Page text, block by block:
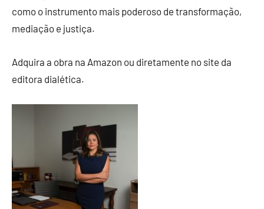
como o instrumento mais poderoso de transformação,
mediação e justiça.
Adquira a obra na Amazon ou diretamente no site da
editora dialética.